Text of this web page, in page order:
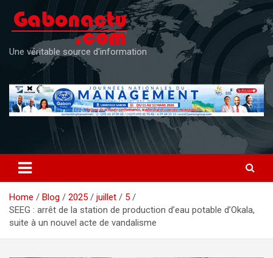
content
Une véritable source d'information
Home Blog 2025 juillet
5
SEEG : arrêt de la station de production d’eau potable d’Okala,
suite à un nouvel acte de vandalisme